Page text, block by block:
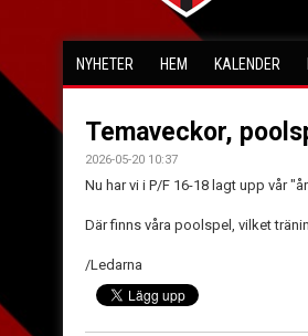
NYHETER HEM KALENDER
Temaveckor,
2026-05-20 10:37
Nu har vi i P/F 16-18 lagt upp vår
Där finns våra poolspel, vilket
/Ledarna